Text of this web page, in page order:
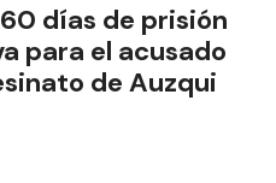
días de prisión
para el acusado
de Auzqui